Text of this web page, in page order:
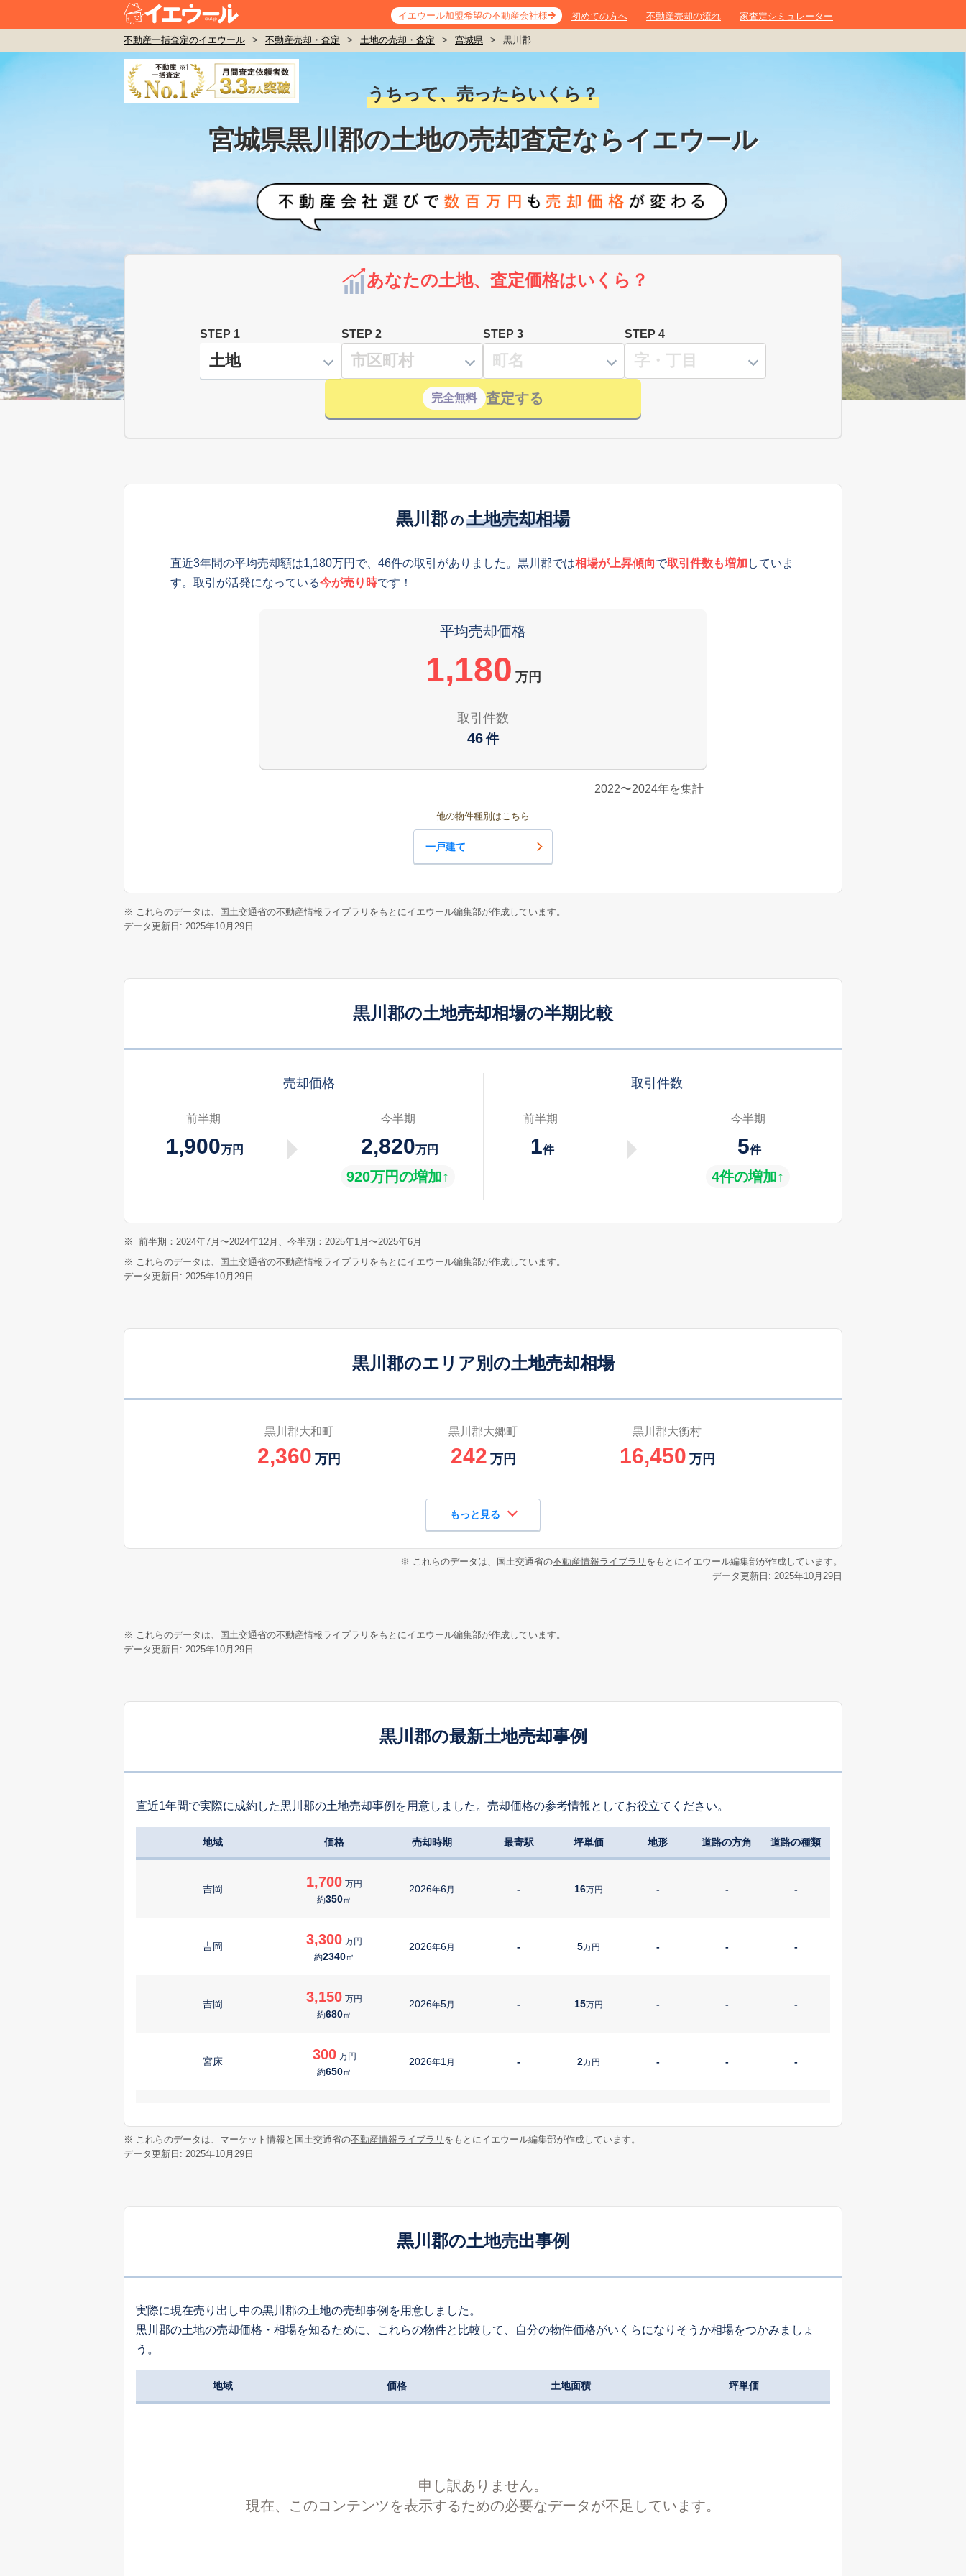
イエウール加盟希望の不動産会社様 初めての方へ 不動産売却の流れ 家査定シミュレーター
不動産一括査定のイエウール > 不動産売却・査定 > 土地の売却・査定 > 宮城県 > 黒川郡
うちって、売ったらいくら？
宮城県黒川郡の土地の売却査定ならイエウール
あなたの土地、査定価格はいくら？
STEP 1 STEP 2 STEP 3 STEP 4
完全無料 査定する
黒川郡 の 土地売却相場
直近3年間の平均売却額は1,180万円で、46件の取引がありました。黒川郡では相場が上昇傾向で取引件数も増加 していま
す。取引が活発になっている今が売り時です！
平均売却価格
1,180 万円
取引件数
46 件
2022〜2024年を集計
他の物件種別はこちら
一戸建て
※ これらのデータは、国土交通省の不動産情報ライブラリ をもとにイエウール編集部が作成しています。
データ更新日: 2025年10月29日
黒川郡の土地売却相場の半期比較
売却価格
前半期
1,900万円
今半期
2,820万円
920万円の増加↑
取引件数
前半期
1件
今半期
5件
4件の増加↑
※
前半期：2024年7月〜2024年12月、今半期：2025年1月〜2025年6月
※ これらのデータは、国土交通省の不動産情報ライブラリ をもとにイエウール編集部が作成しています。
データ更新日: 2025年10月29日
黒川郡のエリア別の土地売却相場
黒川郡大和町
2,360 万円
黒川郡大郷町
242 万円
黒川郡大衡村
16,450 万円
もっと見る
※ これらのデータは、国土交通省の不動産情報ライブラリ をもとにイエウール編集部が作成しています。
データ更新日: 2025年10月29日
※ これらのデータは、国土交通省の不動産情報ライブラリ をもとにイエウール編集部が作成しています。
データ更新日: 2025年10月29日
黒川郡の最新土地売却事例
直近1年間で実際に成約した黒川郡の土地売却事例を用意しました。売却価格の参考情報としてお役立てください。
地域 価格 売却時期 最寄駅 坪単価 地形 道路の方角 道路の種類
吉岡 1,700 万円
約350㎡
2026年6月 - 16万円 - - -
吉岡 3,300 万円
約2340㎡
2026年6月 - 5万円 - - -
吉岡 3,150 万円
約680㎡
2026年5月 - 15万円 - - -
宮床 300 万円
約650㎡
2026年1月 - 2万円 - - -
170
2025年10 月 -
㎡
※ これらのデータは、マーケット情報と国土交通省の不動産情報ライブラリ をもとにイエウール編集部が作成しています。
データ更新日: 2025年10月29日
黒川郡の土地売出事例
実際に現在売り出し中の黒川郡の土地の売却事例を用意しました。
黒川郡の土地の売却価格・相場を知るために、これらの物件と比較して、自分の物件価格がいくらになりそうか相場をつかみましょ
う。
地域 価格 土地面積 坪単価
申し訳ありません。
現在、このコンテンツを表示するための必要なデータが不足しています。